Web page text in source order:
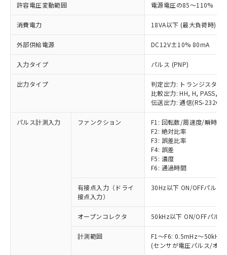
許容電圧変動範囲 電源電圧の85～110%
消費電力 18VA以下 (最大負荷時)
外部供給電源 DC12V±10% 80mA
入力タイプ パルス (PNP)
出力タイプ
判定出力: トランジスタ
比較出力: HH, H, PASS, L,
伝送出力: 通信(RS-232C)
パルス計測入力 ファンクション
F1: 回転数/周速度/瞬時流
F2: 絶対比率
F3: 誤差比率
F4: 誤差
F5: 濃度
F6: 通過時間
有接点入力（ドライ
接点入力）
30Hz以下 ON/OFFパルス
オープンコレクタ 50kHz以下 ON/OFFパル
計測範囲
F1～F6: 0.5mHz～50kHz
(センサが電圧パルス/オ